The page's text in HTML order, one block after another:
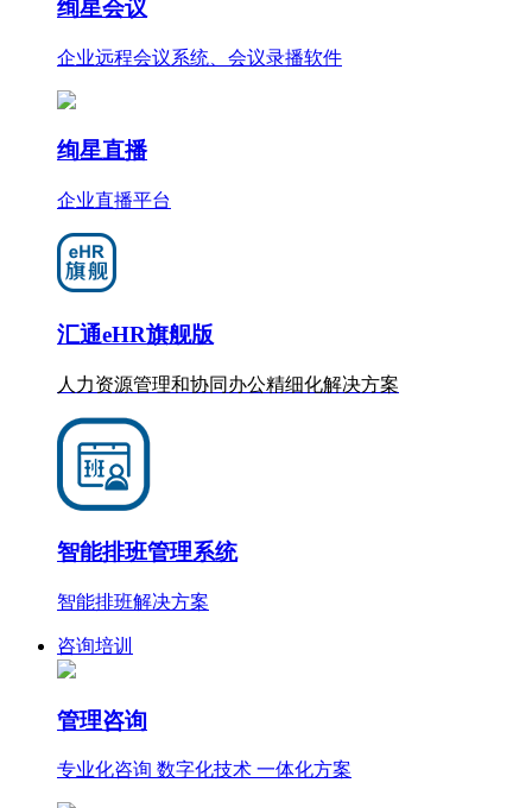
绚星会议
企业远程会议系统、会议录播软件
绚星直播
企业直播平台
汇通eHR旗舰版
人力资源管理和协同办公精细化解决方案
智能排班管理系统
智能排班解决方案
咨询培训
管理咨询
专业化咨询 数字化技术 一体化方案